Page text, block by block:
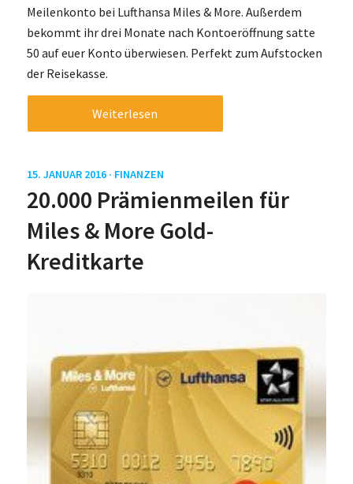
Meilenkonto bei Lufthansa Miles & More. Außerdem
bekommt ihr drei Monate nach Kontoeröffnung satte
50 auf euer Konto überwiesen. Perfekt zum Aufstocken
der Reisekasse.
Weiterlesen
15. JANUAR 2016 · FINANZEN
20.000 Prämienmeilen für
Miles & More Gold-
Kreditkarte